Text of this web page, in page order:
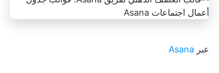
عبر Asana